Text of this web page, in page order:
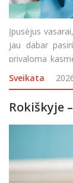
Įpusėjus
jau dabar
privaloma
išduodant
sveikatos
Sveikata
Rokiškyje